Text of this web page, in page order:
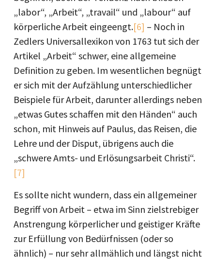
„labor“, „Arbeit“, „travail“ und „labour“ auf
körperliche Arbeit eingeengt.[6] – Noch in
Zedlers Universallexikon von 1763 tut sich der
Artikel „Arbeit“ schwer, eine allgemeine
Definition zu geben. Im wesentlichen begnügt
er sich mit der Aufzählung unterschiedlicher
Beispiele für Arbeit, darunter allerdings neben
„etwas Gutes schaffen mit den Händen“ auch
schon, mit Hinweis auf Paulus, das Reisen, die
Lehre und der Disput, übrigens auch die
„schwere Amts- und Erlösungsarbeit Christi“.
[7]
Es sollte nicht wundern, dass ein allgemeiner
Begriff von Arbeit – etwa im Sinn zielstrebiger
Anstrengung körperlicher und geistiger Kräfte
zur Erfüllung von Bedürfnissen (oder so
ähnlich) – nur sehr allmählich und längst nicht